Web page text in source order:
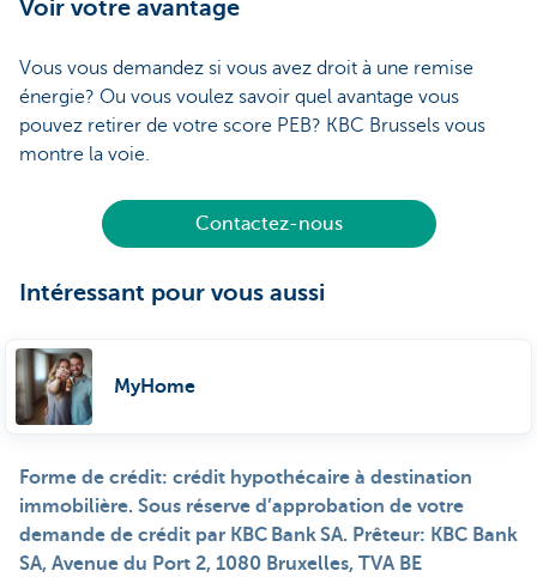
Voir votre avantage
Vous vous demandez si vous avez droit à une remise
énergie? Ou vous voulez savoir quel avantage vous
pouvez retirer de votre score PEB? KBC Brussels vous
montre la voie.
Contactez-nous
Intéressant pour vous aussi
MyHome
Forme de crédit: crédit hypothécaire à destination
immobilière. Sous réserve d’approbation de votre
demande de crédit par KBC Bank SA. Prêteur: KBC Bank
SA, Avenue du Port 2, 1080 Bruxelles, TVA BE